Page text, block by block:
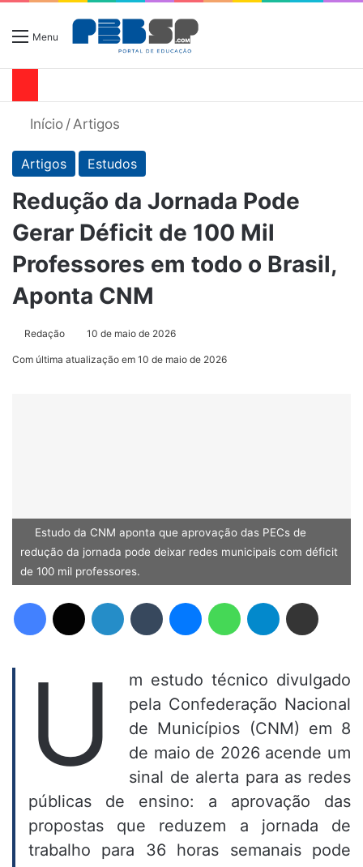
Menu
Início /Artigos
Artigos Estudos
Redução da Jornada Pode
Gerar Déficit de 100 Mil
Professores em todo o Brasil,
Aponta CNM
Redação 10 de maio de 2026
Com última atualização em 10 de maio de 2026
Estudo da CNM aponta que aprovação das PECs de
redução da jornada pode deixar redes municipais com déficit
de 100 mil professores.
U
m estudo técnico divulgado
pela Confederação Nacional
de Municípios (CNM) em 8
de maio de 2026 acende um
sinal de alerta para as redes
públicas de ensino: a aprovação das
propostas que reduzem a jornada de
trabalho para 36 horas semanais pode